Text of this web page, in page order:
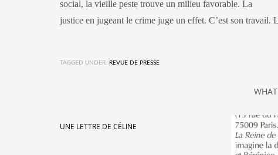
social, la vieille peste trouve un milieu favorable. La
justice en jugeant le crime juge un effet. C’est son travail.
TAGGED UNDER: REVUE DE PRESSE
UNE LETTRE DE CÉLINE